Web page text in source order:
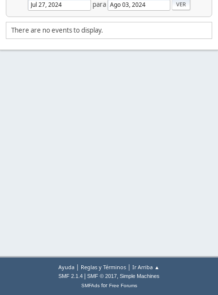
para
There are no events to display.
Ayuda | Reglas y Términos | Ir Arriba ▲
SMF 2.1.4 SMF © 2017, Simple Machines
SMFAdsfor Free Forums